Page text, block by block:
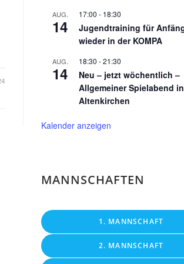
AUG.
14
17:00 - 18:30
Jugendtraining für
wieder in der KOMPA
AUG.
14
18:30 -21:30
Neu – jetzt wöchentlich –
Allgemeiner Spielabend in
Altenkirchen
Kalender anzeigen
MANNSCHAFTEN
1. MANNSCHAFT
2. MANNSCHAFT